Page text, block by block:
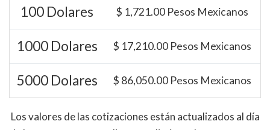
100 Dolares $ 1,721.00 Pesos Mexicanos
1000 Dolares $ 17,210.00 Pesos Mexicanos
5000 Dolares $ 86,050.00 Pesos Mexicanos
Los valores de las cotizaciones están actualizados al día